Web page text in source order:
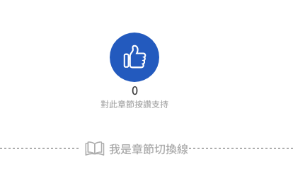
0
對此章節按讚支持
我是章節切換線